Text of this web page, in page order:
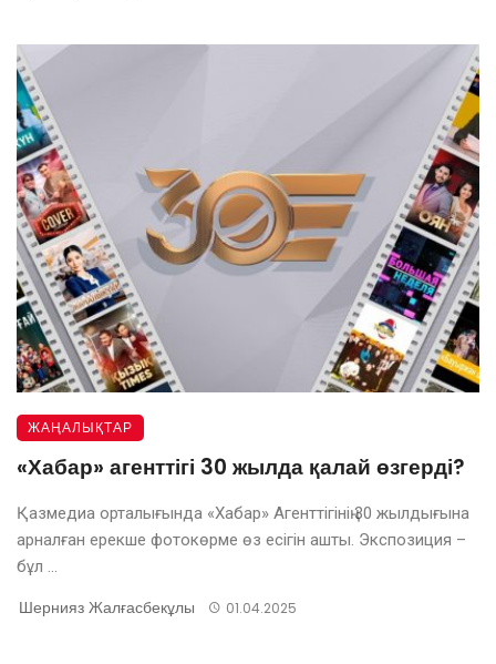
ЖАҢАЛЫҚТАР
«Хабар» агенттігі 30 жылда қалай өзгерді?
Қазмедиа орталығында «Хабар» Агенттігінің 30 жылдығына
арналған ерекше фотокөрме өз есігін ашты. Экспозиция –
бұл ...
Шернияз Жалғасбекұлы 01.04.2025